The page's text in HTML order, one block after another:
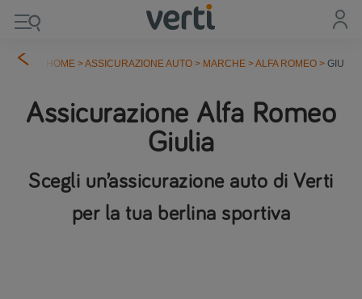
HOME >ASSICURAZIONE AUTO > MARCHE >ALFA ROMEO >GIULIA
Assicurazione Alfa Romeo
Giulia
Scegli un’assicurazione auto di Verti
per la tua berlina sportiva